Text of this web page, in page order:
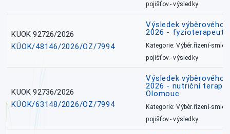
pojišťov.- výsledky
KUOK 92726/2026
KÚOK/48146/2026/OZ/7994
Výsledek výběrového
2026 - fyzioterapeut,
Kategorie: Výběr.řízení-
pojišťov.- výsledky
KUOK 92736/2026
KÚOK/63148/2026/OZ/7994
Výsledek výběrového
2026 - nutriční
Olomouc
Kategorie: Výběr.řízení-
pojišťov.- výsledky